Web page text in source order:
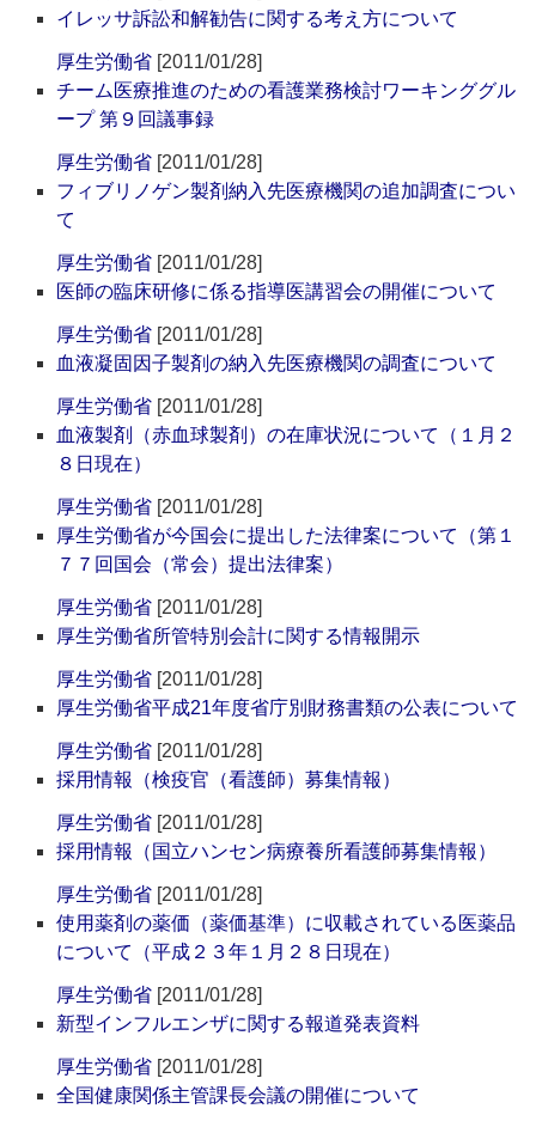
イレッサ訴訟和解勧告に関する考え方について
厚生労働省 [2011/01/28]
チーム医療推進のための看護業務検討ワーキンググル
ープ 第９回議事録
厚生労働省 [2011/01/28]
フィブリノゲン製剤納入先医療機関の追加調査につい
て
厚生労働省 [2011/01/28]
医師の臨床研修に係る指導医講習会の開催について
厚生労働省 [2011/01/28]
血液凝固因子製剤の納入先医療機関の調査について
厚生労働省 [2011/01/28]
血液製剤（赤血球製剤）の在庫状況について（１月２
８日現在）
厚生労働省 [2011/01/28]
厚生労働省が今国会に提出した法律案について（第１
７７回国会（常会）提出法律案）
厚生労働省 [2011/01/28]
厚生労働省所管特別会計に関する情報開示
厚生労働省 [2011/01/28]
厚生労働省平成21年度省庁別財務書類の公表について
厚生労働省 [2011/01/28]
採用情報（検疫官（看護師）募集情報）
厚生労働省 [2011/01/28]
採用情報（国立ハンセン病療養所看護師募集情報）
厚生労働省 [2011/01/28]
使用薬剤の薬価（薬価基準）に収載されている医薬品
について（平成２３年１月２８日現在）
厚生労働省 [2011/01/28]
新型インフルエンザに関する報道発表資料
厚生労働省 [2011/01/28]
全国健康関係主管課長会議の開催について